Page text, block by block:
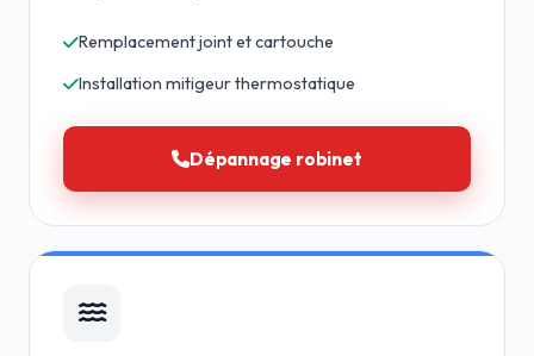
Remplacement joint et cartouche
Installation mitigeur thermostatique
Dépannage robinet